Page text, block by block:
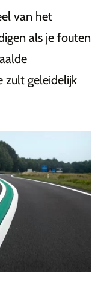
van het
als je fouten
zult geleidelijk